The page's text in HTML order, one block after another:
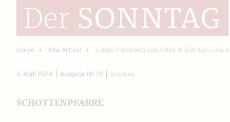
Home Alle Artikel Junge Perspektiven: Ethik & Glauben neu
SCHOTTENPFARRE
9. April 2024 Ausgabe Nr. 15 Soziales